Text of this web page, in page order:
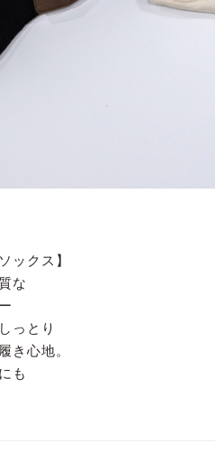
ックス】
な
っとり
き心地。
も